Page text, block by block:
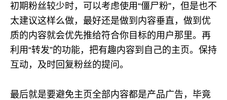
初期粉丝较少时，可以考虑使用“僵尸粉”，但是也不
太建议这样么做，最好还是做到内容垂直，做到优
质的内容就会优先推给符合你目标的用户那里。再
利用“转发”的功能，把有趣内容到自己的主页。保持
互动，及时回复粉丝的提问。
最后就是要避免主页全部内容都是产品广告，毕竟